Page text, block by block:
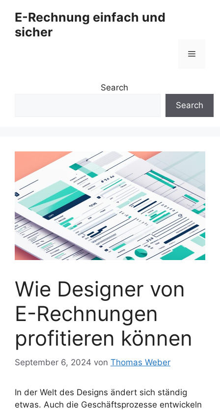
Inhalt
springen
E-Rechnung einfach und
sicher
Menü
Search
Search
Wie Designer von
E-Rechnungen
profitieren können
September 6, 2024 von Thomas Weber
In der Welt des Designs ändert sich ständig
etwas. Auch die Geschäftsprozesse entwickeln